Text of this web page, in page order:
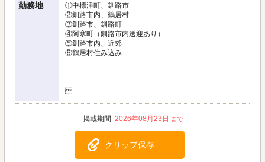
勤務地
①中標津町、釧路市
②釧路市内、鶴居村
③釧路市、釧路町
④阿寒町（釧路市内送迎あり）
⑤釧路市内、近郊
⑥鶴居村住み込み

2026年08月23日
クリップ保存